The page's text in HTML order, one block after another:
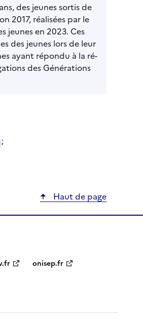
des jeunes sortis de
2017, réalisées par le
jeunes en 2023. Ces
des jeunes lors de leur
ayant répondu à la ré-
des Générations
;
Haut de page
onisep.fr